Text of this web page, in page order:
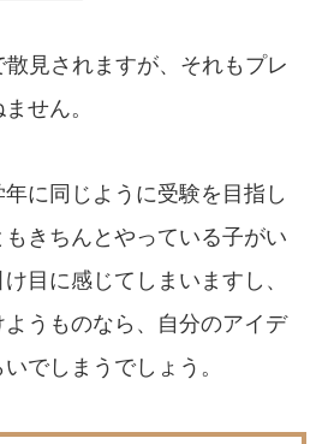
見されますが、それもプレ
せん。
に同じように受験を目指し
きちんとやっている子がい
目に感じてしまいますし、
うものなら、自分のアイデ
でしまうでしょう。